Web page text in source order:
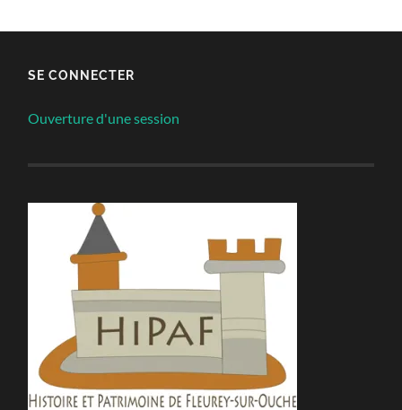
SE CONNECTER
Ouverture d'une session